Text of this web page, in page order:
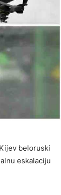
beloruski
eskalaciju